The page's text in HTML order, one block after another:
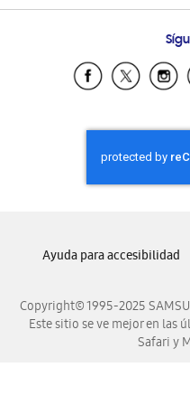
Copyright© 1995-2025
Este sitio se ve mejor en las
Safari y
Ayuda para accesibilidad